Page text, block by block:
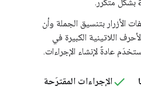
بتنسيق الجملة وأن
اللاتينية الكبيرة في
الإجراءات المقترَحة